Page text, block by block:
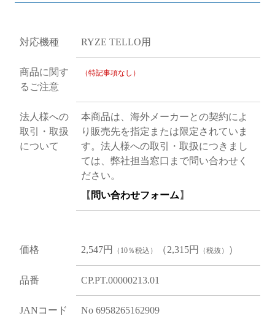
対応機種 RYZE TELLO用
商品に関す
るご注意
（特記事項なし）
法人様への
取引・取扱
について
本商品は、海外メーカーとの契約によ
り販売先を指定または限定されていま
す。法人様への取引・取扱につきまし
ては、弊社担当窓口まで問い合わせく
ださい。
【 問い合わせフォーム 】
価格 2,547円 （10％税込） （2,315円 （税抜） ）
品番 CP.PT.00000213.01
JANコード No 6958265162909